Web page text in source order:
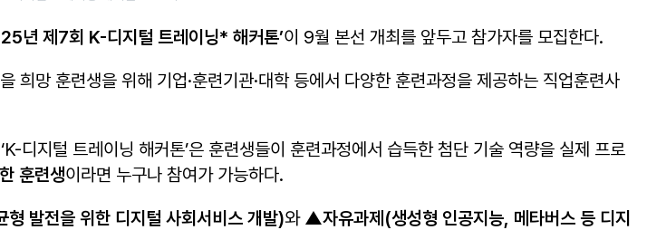
년 제 7회 K-디지털 트레이닝* 해커톤’이 9월 본선 개최를 앞두고 참가자를 모집한다.
망 훈련생을 위해 기업·훈련기관·대학 등에서 다양한 훈련과정을 제공하는 직업훈련사
디지털 트레이닝 해커톤’은 훈련생들이 훈련과정에서 습득한 첨단 기술 역량을 실제 프로
훈련생이라면 누구나 참여가 가능하다.
형 발전을 위한 디지털 사회서비스 개발)와 ▲자유과제 (생성형 인공지능, 메타버스 등 디지